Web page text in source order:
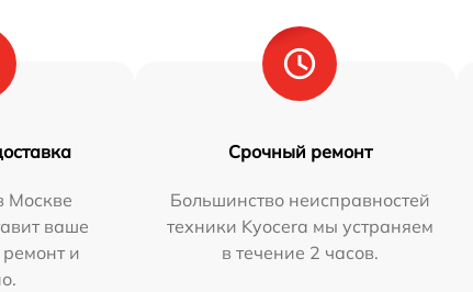
Москве
ваше
ремонт и
Срочный ремонт
Большинство неисправностей
техники Kyocera мы устраняем
в течение 2 часов.